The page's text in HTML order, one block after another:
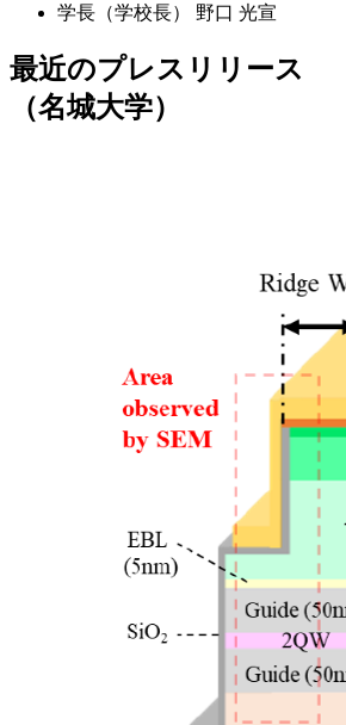
学長（学校長）
野口 光宣
最近のプレスリリース
（名城大学）